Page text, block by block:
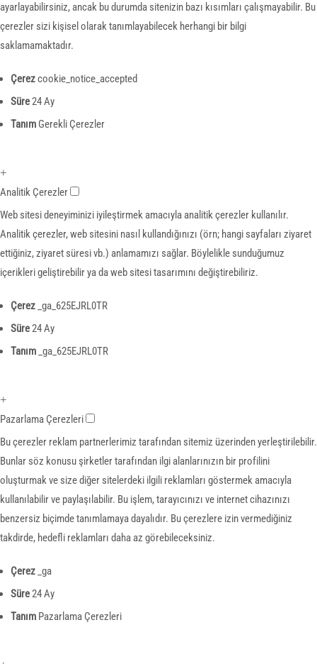
ayarlayabilirsiniz, ancak bu durumda sitenizin bazı kısımları çalışmayabilir. Bu
çerezler sizi kişisel olarak tanımlayabilecek herhangi bir bilgi
saklamamaktadır.
Çerezcookie_notice_accepted
Süre24 Ay
Tanım Gerekli Çerezler
+
Analitik Çerezler
Web sitesi deneyiminizi iyileştirmek amacıyla analitik çerezler kullanılır.
Analitik çerezler, web sitesini nasıl kullandığınızı (örn; hangi sayfaları ziyaret
ettiğiniz, ziyaret süresi vb.) anlamamızı sağlar. Böylelikle sunduğumuz
içerikleri geliştirebilir ya da web sitesi tasarımını değiştirebiliriz.
Çerez _ga_625EJRL0TR
Süre24 Ay
Tanım _ga_625EJRL0TR
+
Pazarlama Çerezleri
Bu çerezler reklam partnerlerimiz tarafından sitemiz üzerinden yerleştirilebilir.
Bunlar söz konusu şirketler tarafından ilgi alanlarınızın bir profilini
oluşturmak ve size diğer sitelerdeki ilgili reklamları göstermek amacıyla
kullanılabilir ve paylaşılabilir. Bu işlem, tarayıcınızı ve internet cihazınızı
benzersiz biçimde tanımlamaya dayalıdır. Bu çerezlere izin vermediğiniz
takdirde, hedefli reklamları daha az görebileceksiniz.
Çerez _ga
Süre24 Ay
Tanım Pazarlama Çerezleri